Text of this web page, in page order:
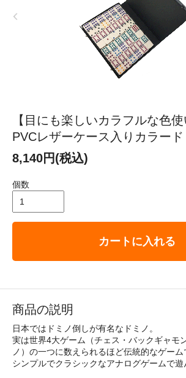
【目にも楽しいカラフルな色使
PVCレザーケース入りカラー
8,140円(税込)
個数
カートに入れる
商品の説明
日本ではドミノ倒しが有名なドミノ。
実は世界4大ゲーム（チェス・バックギャモ
ノ）の一つに数えられるほど伝統的なゲーム
シンプルでクラシックなアナログゲームで遊